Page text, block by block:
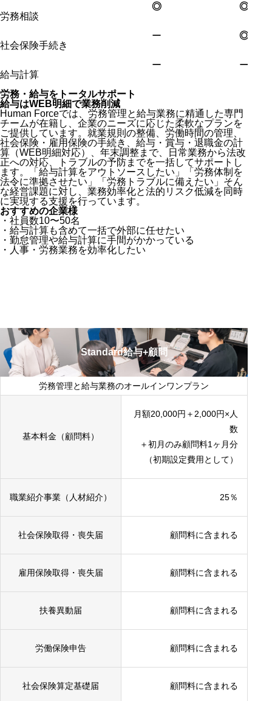
労務相談
◎ ◎
社会保険手続き
ー ◎
給与計算
ー ー
労務・給与をトータルサポート
給与はWEB明細で業務削減
Human Forceでは、労務管理と給与業務に精通した専門
チームが在籍し、企業のニーズに応じた柔軟なプランを
ご提供しています。 就業規則の整備、労働時間の管理、
社会保険・雇用保険の手続き、給与・賞与・退職金の計
算（WEB明細対応）、年末調整まで、日常業務から法改
正への対応、トラブルの予防までを一括してサポートし
ます。
「給与計算をアウトソースしたい」「労務体制を
法令に準拠させたい」「労務トラブルに備えたい」そん
な経営課題に対し、業務効率化と法的リスク低減を同時
に実現する支援を行っています。
おすすめの企業様
・社員数10〜50名
・給与計算も含めて一括で外部に任せたい
・勤怠管理や給与計算に手間がかかっている
・人事・労務業務を効率化したい
Standard給与+顧問
労務管理と給与業務のオールインワンプラン
基本料金（顧問料）
月額20,000円＋2,000円×人
数
＋初月のみ顧問料1ヶ月分
（初期設定費用として）
職業紹介事業（人材紹介） 25％
社会保険取得・喪失届 顧問料に含まれる
雇用保険取得・喪失届 顧問料に含まれる
扶養異動届 顧問料に含まれる
労働保険申告 顧問料に含まれる
社会保険算定基礎届 顧問料に含まれる